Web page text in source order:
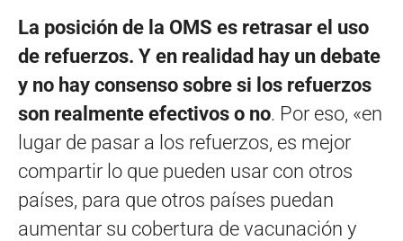
La posición de la OMS es retrasar el uso
de refuerzos. Y en realidad hay un debate
y no hay consenso sobre si los refuerzos
son realmente efectivos o no. Por eso, «en
lugar de pasar a los refuerzos, es mejor
compartir lo que pueden usar con otros
países, para que otros países puedan
aumentar su cobertura de vacunación y